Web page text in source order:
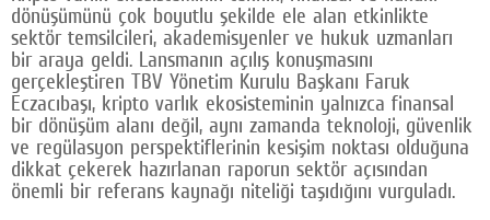
© 2026 TÜM HAKLARI SAKLIDIR
dönüşümünü çok boyutlu şekilde ele alan etkinlikte
sektör temsilcileri, akademisyenler ve hukuk uzmanları
bir araya geldi. Lansmanın açılış konuşmasını
gerçekleştiren TBV Yönetim Kurulu Başkanı Faruk
Eczacıbaşı, kripto varlık ekosisteminin yalnızca finansal
bir dönüşüm alanı değil, aynı zamanda teknoloji, güvenlik
ve regülasyon perspektiflerinin kesişim noktası olduğuna
dikkat çekerek hazırlanan raporun sektör açısından
önemli bir referans kaynağı niteliği taşıdığını vurguladı.